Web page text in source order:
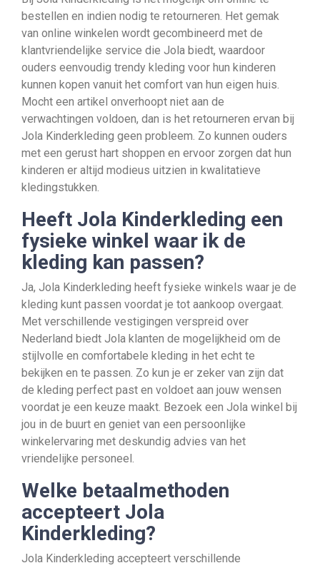
bestellen en indien nodig te retourneren. Het gemak
van online winkelen wordt gecombineerd met de
klantvriendelijke service die Jola biedt, waardoor
ouders eenvoudig trendy kleding voor hun kinderen
kunnen kopen vanuit het comfort van hun eigen huis.
Mocht een artikel onverhoopt niet aan de
verwachtingen voldoen, dan is het retourneren ervan bij
Jola Kinderkleding geen probleem. Zo kunnen ouders
met een gerust hart shoppen en ervoor zorgen dat hun
kinderen er altijd modieus uitzien in kwalitatieve
kledingstukken.
Heeft Jola Kinderkleding een
fysieke winkel waar ik de
kleding kan passen?
Ja, Jola Kinderkleding heeft fysieke winkels waar je de
kleding kunt passen voordat je tot aankoop overgaat.
Met verschillende vestigingen verspreid over
Nederland biedt Jola klanten de mogelijkheid om de
stijlvolle en comfortabele kleding in het echt te
bekijken en te passen. Zo kun je er zeker van zijn dat
de kleding perfect past en voldoet aan jouw wensen
voordat je een keuze maakt. Bezoek een Jola winkel bij
jou in de buurt en geniet van een persoonlijke
winkelervaring met deskundig advies van het
vriendelijke personeel.
Welke betaalmethoden
accepteert Jola
Kinderkleding?
Jola Kinderkleding accepteert verschillende